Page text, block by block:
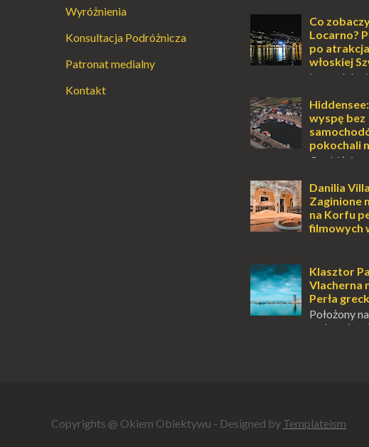
Wyróżnienia
Konsultacja Podróżnicza
Patronat medialny
Kontakt
Dla jednych to może
ucieczką od świata,
przetrwania lub
życiem. Dla innych to
przebywanie z B...
Co
Locarno?
po
włoskiej
Latem lub
miejsce, które
odwiedzić. Moja zimowa
Locarno gwara...
wyspę bez
pokochali
Osobiście
zawsze mnie fascynuje.
kawałek ziemi
To zawsze brzmi jak
Danilia
Zaginione
na Korfu
filmowych
sobie wiele tajemnic i
tym jest doskonale
miłośnikom f...
Klasztor
Vlacherna
Perła
Położony na
Copyrights @ Okiem Obiektywu - Designed by Templateism